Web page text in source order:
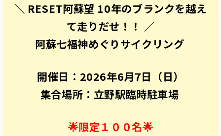
＼ RESET阿蘇望 10年のブランクを越え
て走りだせ！！ ／
阿蘇七福神めぐりサイクリング
開催日：2026年6月7日（日）
集合場所：立野駅臨時駐車場
🌟限定１００名🌟